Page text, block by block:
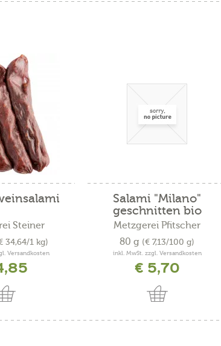
Steiner
34,64/1 kg)
Versandkosten
Salami "Milano"
geschnitten bio
Metzgerei Pfitscher
80 g (€ 7,13/100 g)
inkl. MwSt. zzgl. Versandkosten
€ 5,70